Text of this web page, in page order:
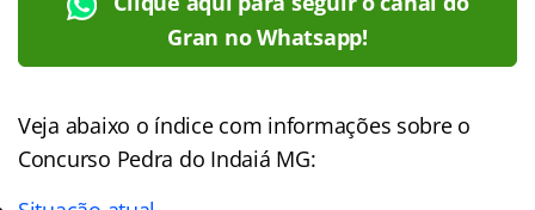
Gran no Whatsapp!
Veja abaixo o índice com informações sobre o
Concurso Pedra do Indaiá MG: